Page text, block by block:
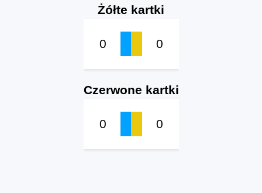
Żółte kartki
0 0
Czerwone kartki
0 0